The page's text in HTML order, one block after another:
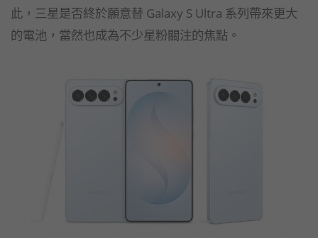
此，三星是否終於願意替 Galaxy S Ultra 系列帶來更大
的電池，當然也成為不少星粉關注的焦點。